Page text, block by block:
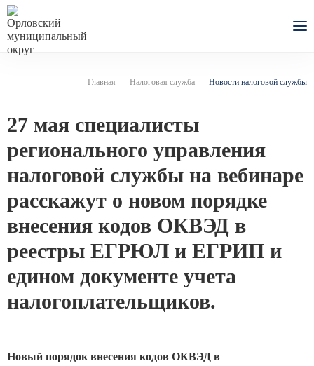
Главная Налоговая служба Новости налоговой службы
27 мая специалисты
регионального управления
налоговой службы на вебинаре
расскажут о новом порядке
внесения кодов ОКВЭД в
реестры ЕГРЮЛ и ЕГРИП и
едином документе учета
налогоплательщиков.
Новый порядок внесения кодов ОКВЭД в